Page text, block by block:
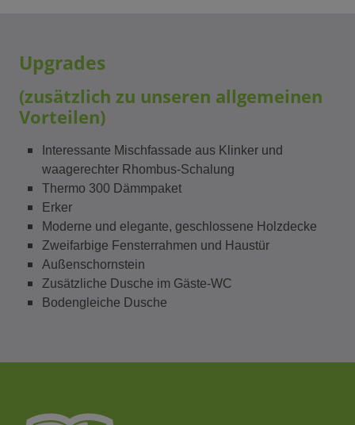
Upgrades
(zusätzlich zu unseren allgemeinen
Vorteilen)
Interessante Mischfassade aus Klinker und
waagerechter Rhombus-Schalung
Thermo 300 Dämmpaket
Erker
Moderne und elegante, geschlossene Holzdecke
Zweifarbige Fensterrahmen und Haustür
Außenschornstein
Zusätzliche Dusche im Gäste-WC
Bodengleiche Dusche